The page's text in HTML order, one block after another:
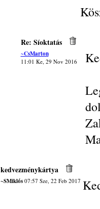
Re: Síoktatás
~CsMarton
11:01 Ke, 29 Nov 2016
kedvezménykártya
~SMiklós07:57 Sze, 22 Feb 2017